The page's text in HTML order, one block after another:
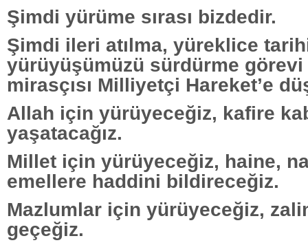
Şimdi yürüme sırası bizdedir.
Şimdi ileri atılma, yüreklice
yürüyüşümüzü sürdürme
mirasçısı Milliyetçi Hareket’e
Allah için yürüyeceğiz, kafire
yaşatacağız.
Millet için yürüyeceğiz, haine,
emellere haddini bildireceğiz.
Mazlumlar için yürüyeceğiz,
geçeğiz.